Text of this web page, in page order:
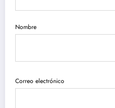
Nombre
Correo electrónico